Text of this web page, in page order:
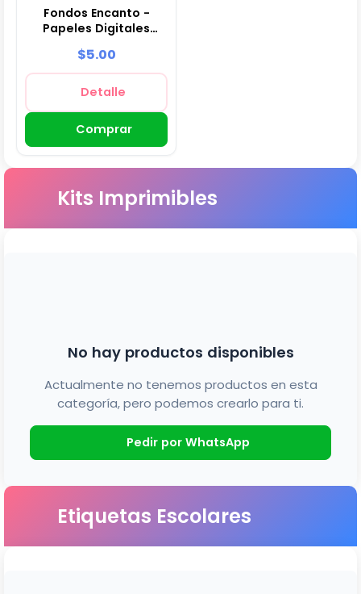
Fondos Encanto -
Papeles Digitales
$5.00
Detalle
Comprar
Kits Imprimibles
No hay productos disponibles
Actualmente no tenemos productos en esta
categoría, pero podemos crearlo para ti.
Pedir por WhatsApp
Etiquetas Escolares